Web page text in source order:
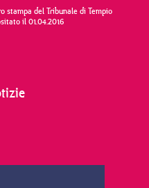
stampa del Tribunale di Tempio
il 01.04.2016